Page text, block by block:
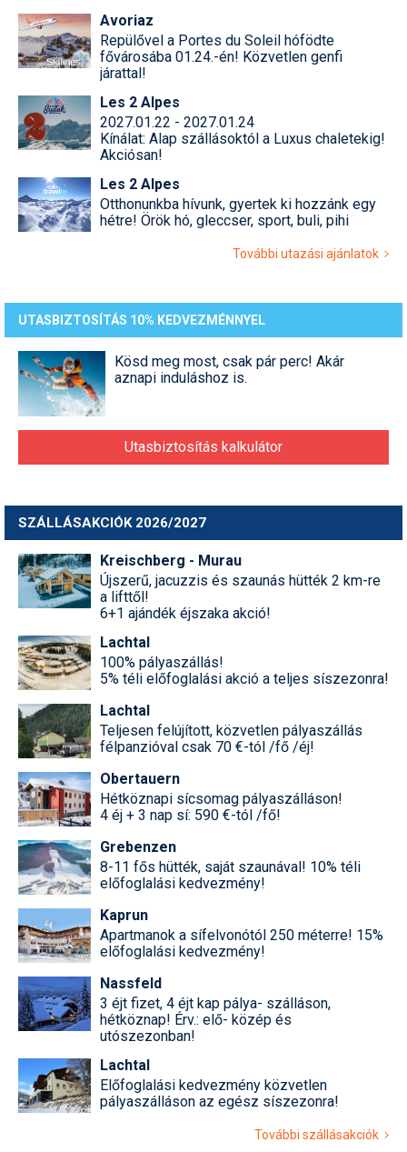
Avoriaz
Repülővel a Portes du Soleil hófödte
fővárosába 01.24.-én! Közvetlen genfi
járattal!
Les 2 Alpes
2027.01.22 - 2027.01.24
Kínálat: Alap szállásoktól a Luxus chaletekig!
Akciósan!
Les 2 Alpes
Otthonunkba hívunk, gyertek ki hozzánk egy
hétre! Örök hó, gleccser, sport, buli, pihi
További utazási ajánlatok
UTASBIZTOSÍTÁS 10% KEDVEZMÉNNYEL
Kösd meg most, csak pár perc! Akár
aznapi induláshoz is.
Utasbiztosítás kalkulátor
SZÁLLÁSAKCIÓK 2026/2027
Kreischberg - Murau
Újszerű, jacuzzis és szaunás hütték 2 km-re
a lifttől!
6+1 ajándék éjszaka akció!
Lachtal
100% pályaszállás!
5% téli előfoglalási akció a teljes síszezonra!
Lachtal
Teljesen felújított, közvetlen pályaszállás
félpanzióval csak 70 €-tól /fő /éj!
Obertauern
Hétköznapi sícsomag pályaszálláson!
4 éj + 3 nap sí: 590 €-tól /fő!
Grebenzen
8-11 fős hütték, saját szaunával! 10% téli
előfoglalási kedvezmény!
Kaprun
Apartmanok a sífelvonótól 250 méterre! 15%
előfoglalási kedvezmény!
Nassfeld
3 éjt fizet, 4 éjt kap pálya- szálláson,
hétköznap! Érv.: elő- közép és
utószezonban!
Lachtal
Előfoglalási kedvezmény közvetlen
pályaszálláson az egész síszezonra!
További szállásakciók